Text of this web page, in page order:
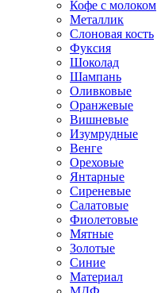
Кофе с молоком
Металлик
Слоновая кость
Фуксия
Шоколад
Шампань
Оливковые
Оранжевые
Вишневые
Изумрудные
Венге
Ореховые
Янтарные
Сиреневые
Салатовые
Фиолетовые
Мятные
Золотые
Синие
Материал